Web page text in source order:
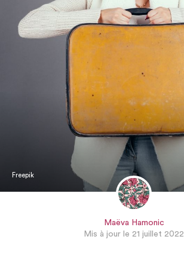
Freepik
Maëva Hamonic
Mis à jour le 21 juillet 2022